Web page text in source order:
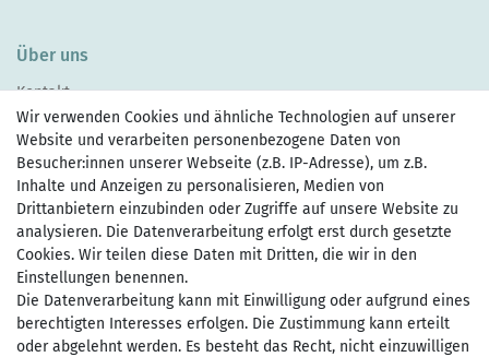
Über uns
Kontakt
Zahlen Sie bequem per
Wir versenden mit
Wir verwenden Cookies und ähnliche Technologien auf unserer
Website und verarbeiten personenbezogene Daten von
Besucher:innen unserer Webseite (z.B. IP-Adresse), um z.B.
Inhalte und Anzeigen zu personalisieren, Medien von
Drittanbietern einzubinden oder Zugriffe auf unsere Website zu
analysieren. Die Datenverarbeitung erfolgt erst durch gesetzte
Cookies. Wir teilen diese Daten mit Dritten, die wir in den
Einstellungen benennen.
Die Datenverarbeitung kann mit Einwilligung oder aufgrund eines
berechtigten Interesses erfolgen. Die Zustimmung kann erteilt
oder abgelehnt werden. Es besteht das Recht, nicht einzuwilligen